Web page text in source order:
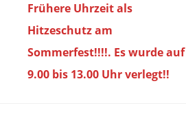
Frühere Uhrzeit als
Hitzeschutz am
Sommerfest!!!!. Es wurde auf
9.00 bis 13.00 Uhr verlegt!!